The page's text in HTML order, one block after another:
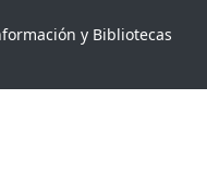
y Bibliotecas